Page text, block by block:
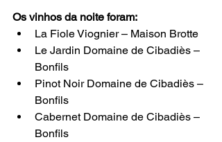
Os vinhos da noite foram:
La Fiole Viognier – Maison Brotte
Le Jardin Domaine de Cibadiès –
Bonfils
Pinot Noir Domaine de Cibadiès –
Bonfils
Cabernet Domaine de Cibadiès –
Bonfils